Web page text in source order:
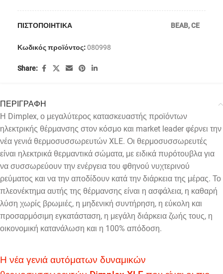
ΠΙΣΤΟΠΟΙΗΤΙΚΑ BEAB,CE
Κωδικός προϊόντος:080998
Share:
ΠΕΡΙΓΡΑΦΗ
Η Dimplex, ο μεγαλύτερος κατασκευαστής προϊόντων
ηλεκτρικής θέρμανσης στον κόσμο και market leader φέρνει την
νέα γενιά θερμοσυσσωρευτών XLE. Οι θερμοσυσσωρευτές
είναι ηλεκτρικά θερμαντικά σώματα, με ειδικά πυρότουβλα για
να συσσωρεύουν την ενέργεια του φθηνού νυχτερινού
ρεύματος και να την αποδίδουν κατά την διάρκεια της μέρας. Το
πλεονέκτημα αυτής της θέρμανσης είναι η ασφάλεια, η καθαρή
λύση χωρίς βρωμιές, η μηδενική συντήρηση, η εύκολη και
προσαρμόσιμη εγκατάσταση, η μεγάλη διάρκεια ζωής τους, η
οικονομική κατανάλωση και η 100% απόδοση.
Η νέα γενιά αυτόματων δυναμικών